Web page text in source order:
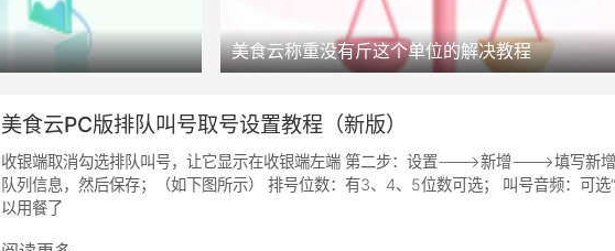
美食云称重没有斤这个单位的解决教程
美食云PC版排队叫号取号设置教程（新版）
收银端取消勾选排队叫号，让它显示在收银端左端 第二步：设置--->新增--->填写新
队列信息，然后保存；（如下图所示） 排号位数：有3、4、5位数可选； 叫号音频：可选
以用餐了